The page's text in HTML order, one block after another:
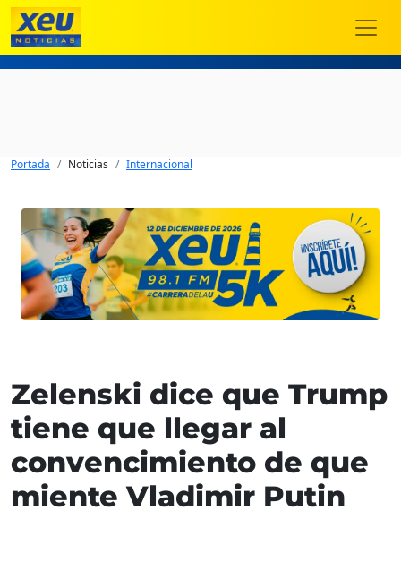
Portada Noticias Internacional
Zelenski dice que Trump
tiene que llegar al
convencimiento de que
miente Vladimir Putin